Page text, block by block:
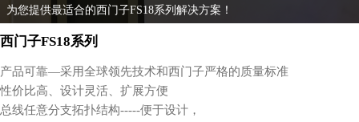
为您提供最适合的西门子FS18系列解决方案！
西门子FS18系列
产品可靠—采用全球领先技术和西门子严格的质量标准
性价比高、设计灵活、扩展方便
总线任意分支拓扑结构-----便于设计，